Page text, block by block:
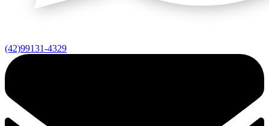
(42)99131-4329